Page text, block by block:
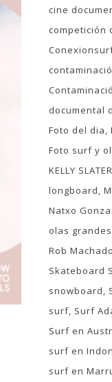
cine
competición
documental
Foto del dia
Foto surf y
KELLY SLATER
longboard
Natxo
olas grandes
Rob Machado
Skateboard
snowboard
surf Surf
Surf en
surf en
surf en